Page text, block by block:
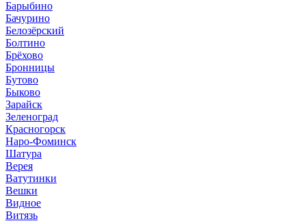
Барыбино
Бачурино
Белозёрский
Болтино
Брёхово
Бронницы
Бутово
Быково
Зарайск
Зеленоград
Красногорск
Наро-Фоминск
Шатура
Верея
Ватутинки
Вешки
Видное
Витязь